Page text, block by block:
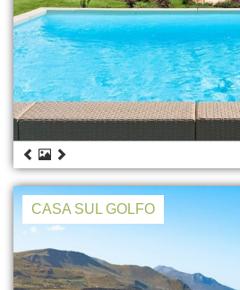
CASA SUL GOLFO